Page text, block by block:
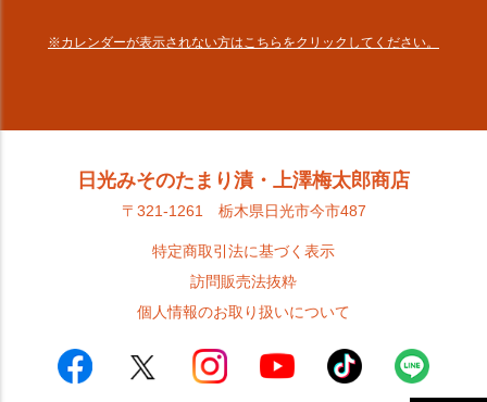
※カレンダーが表示されない方はこちらをクリックしてください。
日光みそのたまり漬・上澤梅太郎商店
〒321-1261 栃木県日光市今市487
特定商取引法に基づく表示
訪問販売法抜粋
個人情報のお取り扱いについて